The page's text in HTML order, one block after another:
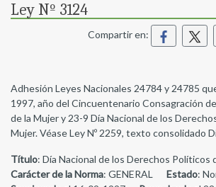
Ley Nº 3124
Compartir en:
Adhesión Leyes Nacionales 24784 y 24785
1997, año del Cincuentenario Consagración
de la Mujer y 23-9 Día Nacional de los
Mujer. Véase Ley Nº 2259, texto consolidado
Título: Día Nacional de los Derechos Políticos
Carácter de la Norma: GENERAL Estado: